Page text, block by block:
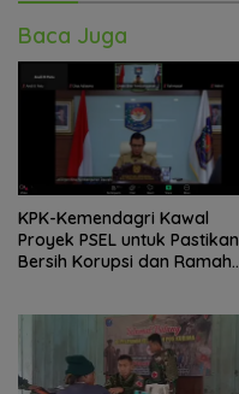
Baca Juga
KPK-Kemendagri Kawal
Proyek PSEL untuk Pastikan
Bersih Korupsi dan Ramah